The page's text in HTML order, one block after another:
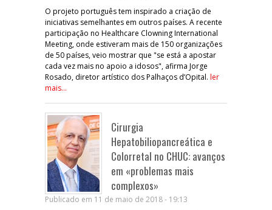
O projeto português tem inspirado a criação de
iniciativas semelhantes em outros países. A recente
participação no Healthcare Clowning International
Meeting, onde estiveram mais de 150 organizações
de 50 países, veio mostrar que "se está a apostar
cada vez mais no apoio a idosos", afirma Jorge
Rosado, diretor artístico dos Palhaços d’Opital. ler
mais...
Cirurgia
Hepatobiliopancreática e
Colorretal no CHUC: avanços
em «problemas mais
complexos»
Publicado em 11 de maio de 2018 - 19:13